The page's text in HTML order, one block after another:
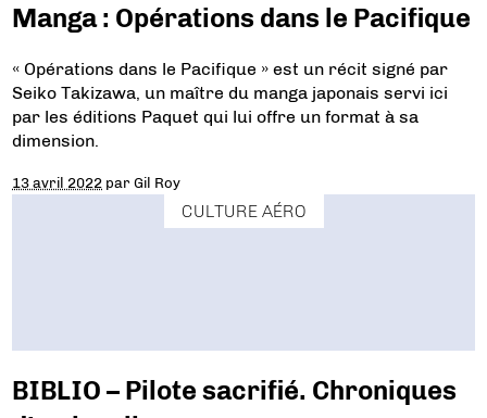
Manga : Opérations dans le Pacifique
« Opérations dans le Pacifique » est un récit signé par
Seiko Takizawa, un maître du manga japonais servi ici
par les éditions Paquet qui lui offre un format à sa
dimension.
13 avril 2022 parGil Roy
CULTURE AÉRO
BIBLIO – Pilote sacrifié. Chroniques